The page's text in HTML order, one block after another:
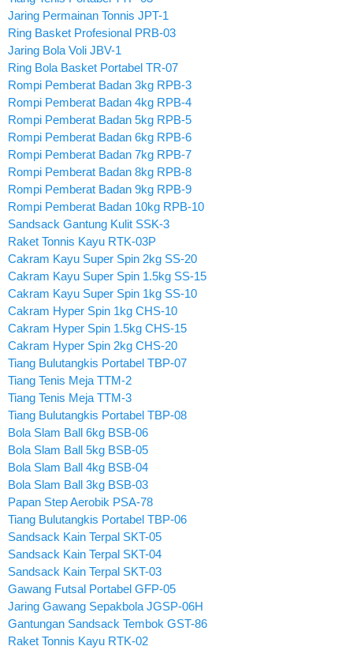
Jaring Permainan Tonnis JPT-1
Ring Basket Profesional PRB-03
Jaring Bola Voli JBV-1
Ring Bola Basket Portabel TR-07
Rompi Pemberat Badan 3kg RPB-3
Rompi Pemberat Badan 4kg RPB-4
Rompi Pemberat Badan 5kg RPB-5
Rompi Pemberat Badan 6kg RPB-6
Rompi Pemberat Badan 7kg RPB-7
Rompi Pemberat Badan 8kg RPB-8
Rompi Pemberat Badan 9kg RPB-9
Rompi Pemberat Badan 10kg RPB-10
Sandsack Gantung Kulit SSK-3
Raket Tonnis Kayu RTK-03P
Cakram Kayu Super Spin 2kg SS-20
Cakram Kayu Super Spin 1.5kg SS-15
Cakram Kayu Super Spin 1kg SS-10
Cakram Hyper Spin 1kg CHS-10
Cakram Hyper Spin 1.5kg CHS-15
Cakram Hyper Spin 2kg CHS-20
Tiang Bulutangkis Portabel TBP-07
Tiang Tenis Meja TTM-2
Tiang Tenis Meja TTM-3
Tiang Bulutangkis Portabel TBP-08
Bola Slam Ball 6kg BSB-06
Bola Slam Ball 5kg BSB-05
Bola Slam Ball 4kg BSB-04
Bola Slam Ball 3kg BSB-03
Papan Step Aerobik PSA-78
Tiang Bulutangkis Portabel TBP-06
Sandsack Kain Terpal SKT-05
Sandsack Kain Terpal SKT-04
Sandsack Kain Terpal SKT-03
Gawang Futsal Portabel GFP-05
Jaring Gawang Sepakbola JGSP-06H
Gantungan Sandsack Tembok GST-86
Raket Tonnis Kayu RTK-02